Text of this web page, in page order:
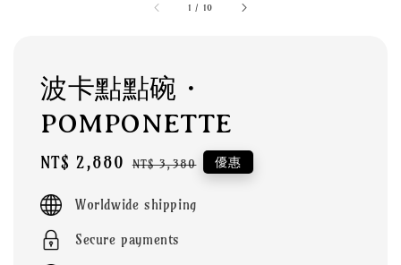
1 / 10
波卡點點碗・
POMPONETTE
Sale
NT$ 2,880 Regular
NT$ 3,380 優惠
Worldwide shipping
Secure payments